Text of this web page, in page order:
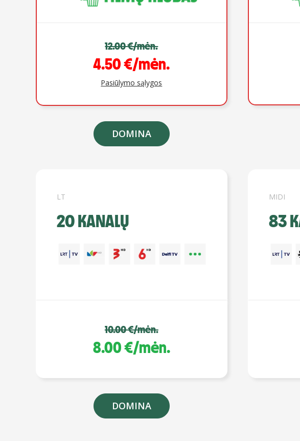
12.00 €/mėn.
4.50 €/mėn.
Pasiūlymo sąlygos
DOMINA
LT
20 KANALŲ
10.00 €/mėn.
8.00 €/mėn.
DOMINA
MIDI
83